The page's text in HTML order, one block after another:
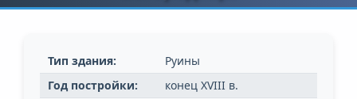
Тип здания:
Руины
Год постройки:
конец XVIII в.